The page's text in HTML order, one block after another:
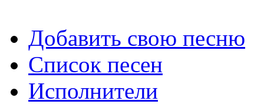
Добавить свою песню
Список песен
Исполнители